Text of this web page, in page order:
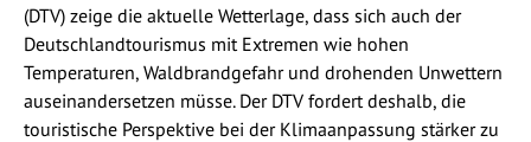
(DTV) zeige die aktuelle Wetterlage, dass sich auch der
Deutschlandtourismus mit Extremen wie hohen
Temperaturen, Waldbrandgefahr und drohenden Unwettern
auseinandersetzen müsse. Der DTV fordert deshalb, die
touristische Perspektive bei der Klimaanpassung stärker zu